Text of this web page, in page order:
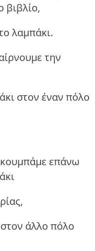
βιβλίο,
λαμπάκι.
την
στον έναν πόλο
επάνω
άλλο πόλο